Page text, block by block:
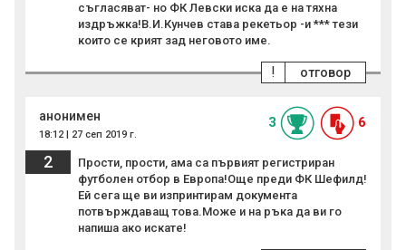
съгласяват- но ФК Левски иска да е на тяхна
издръжка!В.И.Кунчев става рекетьор -и *** тези
които се крият зад неговото име.
отговор
!
анонимен
18:12 | 27 сеп 2019 г.
3 6
2
Прости, прости, ама са първият регистриран
футболен отбор в Европа!Още преди ФК Шефилд!
Ей сега ще ви изпринтирам документа
потвърждаващ това.Може и на ръка да ви го
напиша ако искате!